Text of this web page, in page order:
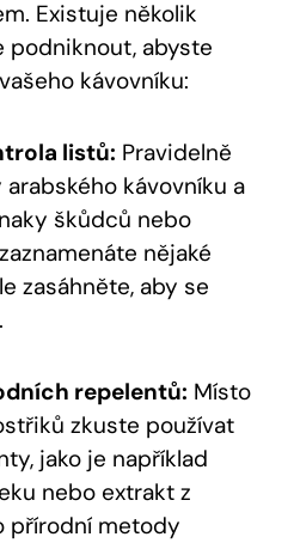
Existuje několik
podniknout, abyste
kávovníku:
listů: Pravidelně
kávovníku a
škůdců nebo
nějaké
zasáhněte, aby se
repelentů: Místo
zkuste používat
jako je například
nebo extrakt z
přírodní metody